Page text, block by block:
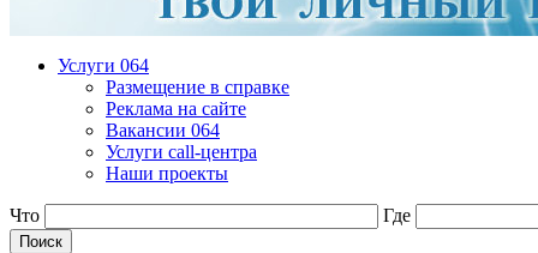
Услуги 064
Размещение в справке
Реклама на сайте
Вакансии 064
Услуги call-центра
Наши проекты
Что Где